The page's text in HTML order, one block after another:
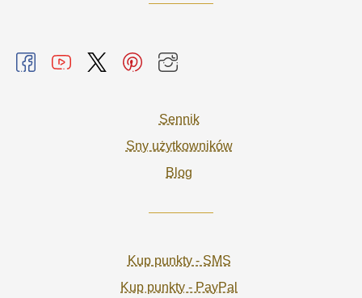
Sennik
Sny użytkowników
Blog
Kup punkty - SMS
Kup punkty - PayPal